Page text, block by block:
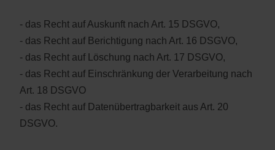
- das Recht auf Auskunft nach Art. 15 DSGVO,
- das Recht auf Berichtigung nach Art. 16 DSGVO,
- das Recht auf Löschung nach Art. 17 DSGVO,
- das Recht auf Einschränkung der Verarbeitung nach
Art. 18 DSGVO
- das Recht auf Datenübertragbarkeit aus Art. 20
DSGVO.